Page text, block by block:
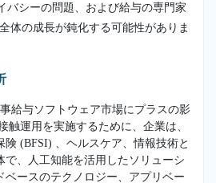
バシーの問題、および給与の専門家
体の成長が鈍化する可能性がありま
給与ソフトウェア市場にプラスの影
触運用を実施するために、企業は、
(BFSI) 、ヘルスケア、情報技術と
で、人工知能を活用したソリューシ
ベースのテクノロジー、アプリベー